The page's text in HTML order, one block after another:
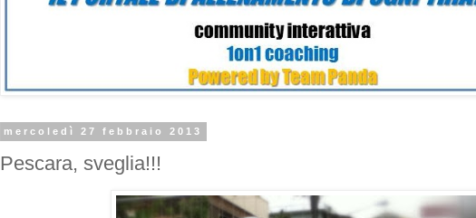
mercoledì 27 febbraio 2013
Pescara, sveglia!!!